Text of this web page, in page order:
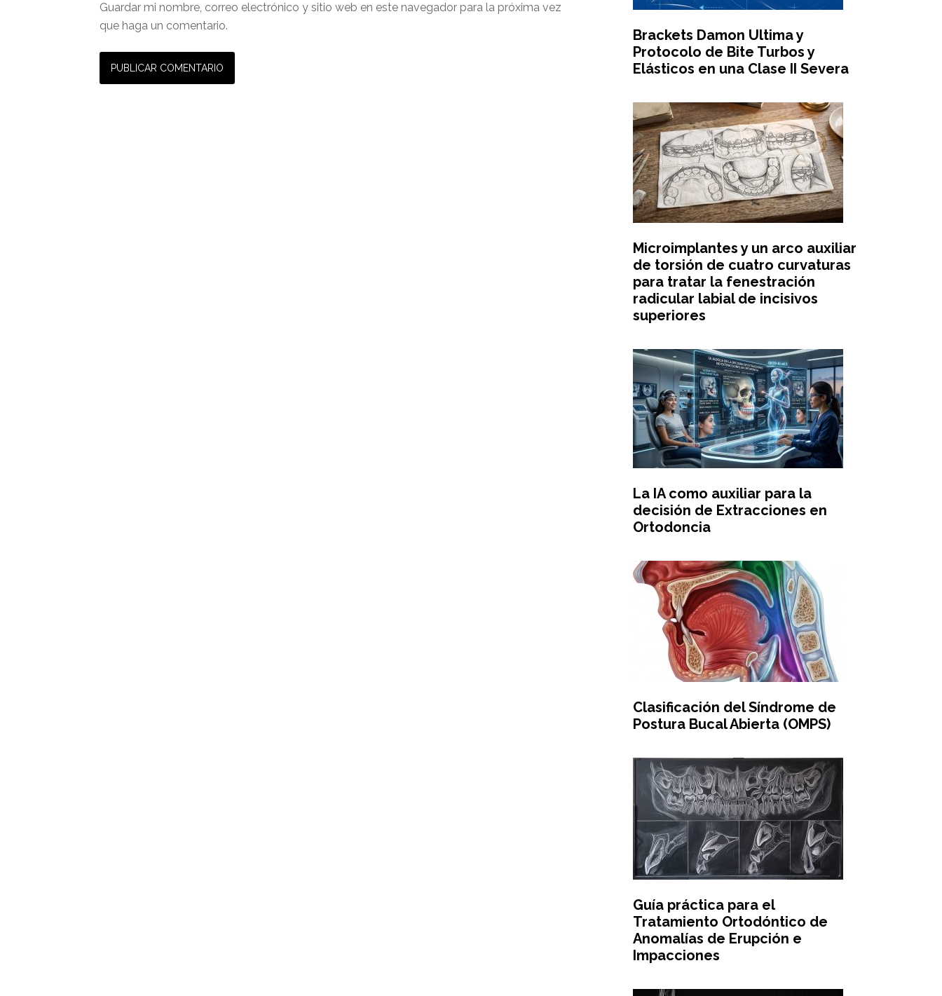
Guardar mi nombre, correo electrónico y sitio web en este navegador para la próxima vez
que haga un comentario.
Brackets Damon Ultima y
Protocolo de Bite Turbos y
Elásticos en una Clase II Severa
Microimplantes y un arco auxiliar
de torsión de cuatro curvaturas
para tratar la fenestración
radicular labial de incisivos
superiores
La IA como auxiliar para la
decisión de Extracciones en
Ortodoncia
Clasificación del Síndrome de
Postura Bucal Abierta (OMPS)
Guía práctica para el
Tratamiento Ortodóntico de
Anomalías de Erupción e
Impacciones